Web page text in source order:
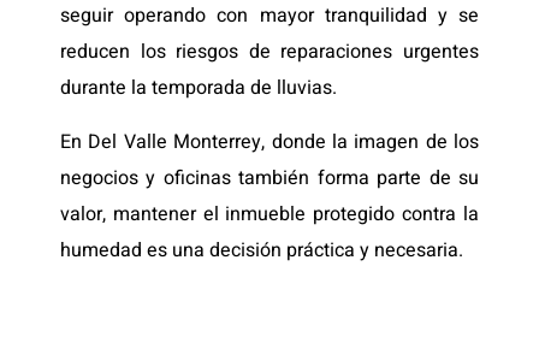
seguir operando con mayor tranquilidad y se
reducen los riesgos de reparaciones urgentes
durante la temporada de lluvias.
En Del Valle Monterrey, donde la imagen de los
negocios y oficinas también forma parte de su
valor, mantener el inmueble protegido contra la
humedad es una decisión práctica y necesaria.